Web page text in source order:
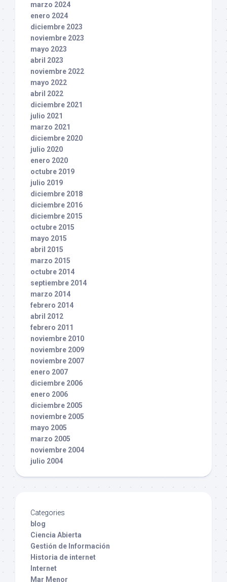
marzo 2024
enero 2024
diciembre 2023
noviembre 2023
mayo 2023
abril 2023
noviembre 2022
mayo 2022
abril 2022
diciembre 2021
julio 2021
marzo 2021
diciembre 2020
julio 2020
enero 2020
octubre 2019
julio 2019
diciembre 2018
diciembre 2016
diciembre 2015
octubre 2015
mayo 2015
abril 2015
marzo 2015
octubre 2014
septiembre 2014
marzo 2014
febrero 2014
abril 2012
febrero 2011
noviembre 2010
noviembre 2009
noviembre 2007
enero 2007
diciembre 2006
enero 2006
diciembre 2005
noviembre 2005
mayo 2005
marzo 2005
noviembre 2004
julio 2004
Categories
blog
Ciencia Abierta
Gestión de Información
Historia de internet
Internet
Mar Menor